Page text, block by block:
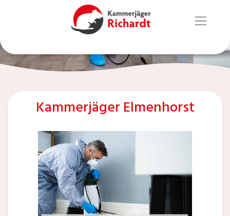
Kammerjäger Elmenhorst